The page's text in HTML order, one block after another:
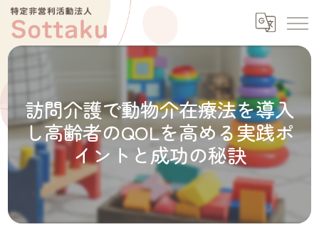
訪問介護で動物介在療法を導入
し高齢者のQOLを高める実践ポ
イントと成功の秘訣